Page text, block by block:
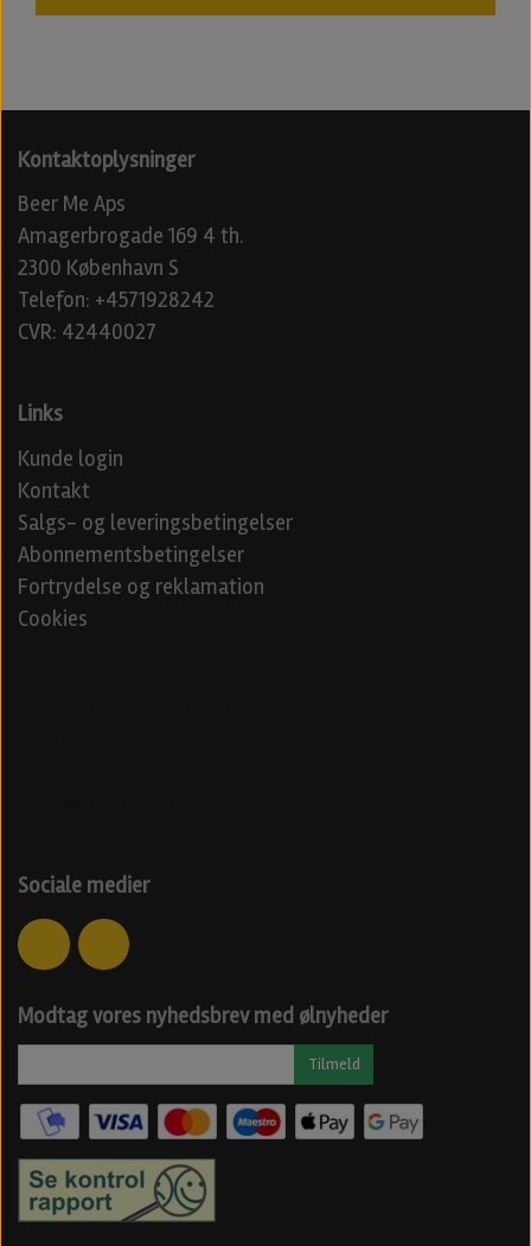
Kontaktoplysninger
Beer Me Aps
Amagerbrogade 169 4 th.
2300 København S
Telefon: +4571928242
CVR: 42440027
Links
Kunde login
Kontakt
Salgs- og leveringsbetingelser
Abonnementsbetingelser
Fortrydelse og reklamation
Cookies
Sociale medier
Modtag vores nyhedsbrev med ølnyheder
Tilmeld